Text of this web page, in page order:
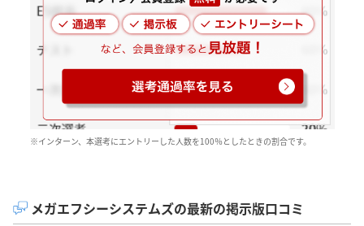
※インターン、本選考にエントリーした人数を100％としたときの割合です。
メガエフシーシステムズの最新の掲示版口コミ